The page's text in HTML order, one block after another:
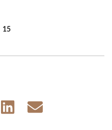
15
Share
Share